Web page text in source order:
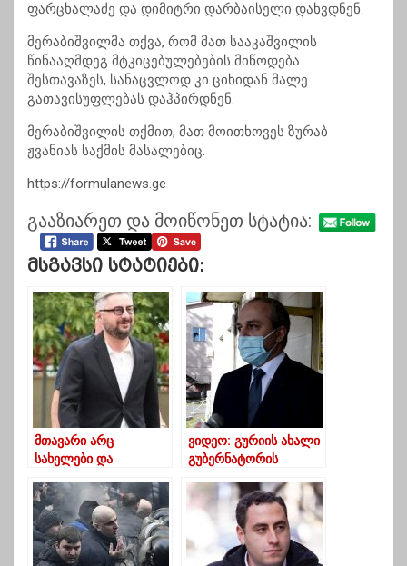
ფარცხალაძე და დიმიტრი დარბაისელი დახვდნენ.
მერაბიშვილმა თქვა, რომ მათ სააკაშვილის
წინააღმდეგ მტკიცებულებების მიწოდება
შესთავაზეს, სანაცვლოდ კი ციხიდან მალე
გათავისუფლებას დაჰპირდნენ.
მერაბიშვილის თქმით, მათ მოითხოვეს ზურაბ
ჟვანიას საქმის მასალებიც.
https://formulanews.ge
გააზიარეთ და მოიწონეთ სტატია:
Მსგავსი Სტატიები:
მთავარი არც
სახელები და
პარტიების
სახელწოდებები,
მთავარია ერთობა –
ნიკა გვარამია
ვიდეო: გურიის ახალი
გუბერნატორის